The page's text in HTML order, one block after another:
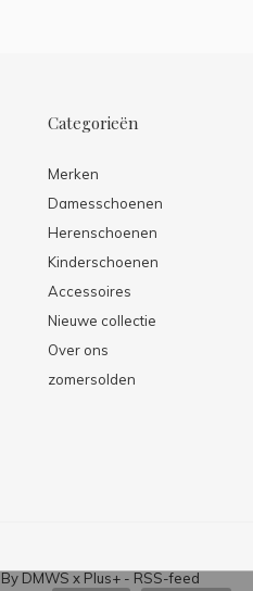
Categorieën
Merken
Damesschoenen
Herenschoenen
Kinderschoenen
Accessoires
Nieuwe collectie
Over ons
zomersolden
ByDMWSxPlus+-RSS-feed